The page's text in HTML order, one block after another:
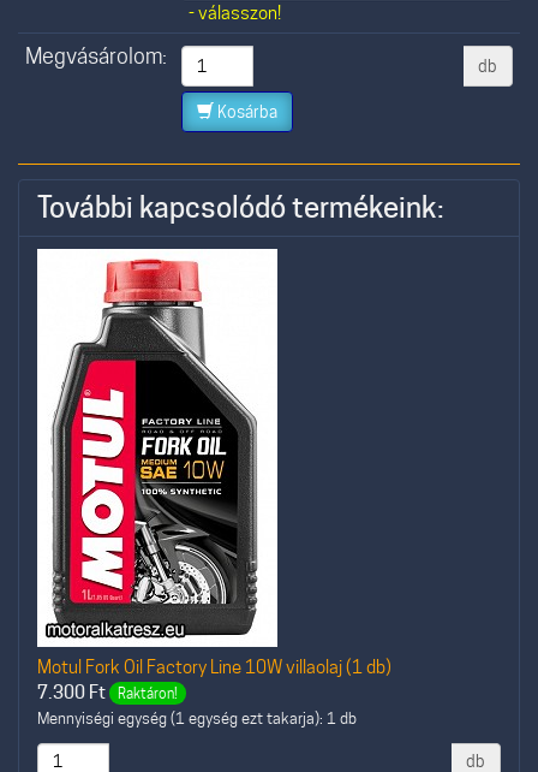
- válasszon!
Megvásárolom: db
Kosárba
További kapcsolódó termékeink:
Motul Fork Oil Factory Line 10W villaolaj (1 db)
7.300 Ft Raktáron!
Mennyiségi egység (1 egység ezt takarja): 1 db
db